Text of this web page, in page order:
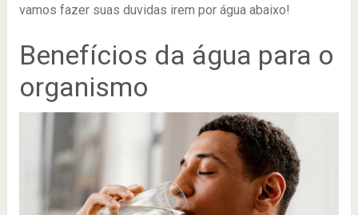
vamos fazer suas duvidas irem por água abaixo!
Benefícios da água para o
organismo